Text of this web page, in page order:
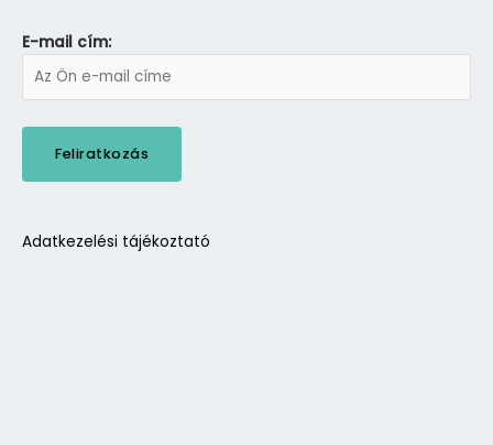
E-mail cím:
Adatkezelési tájékoztató